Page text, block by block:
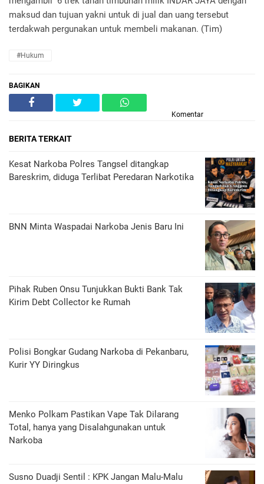
maksud dan tujuan yakni untuk di jual dan uang tersebut
terdakwah pergunakan untuk membeli makanan. (Tim)
#Hukum
BAGIKAN
Komentar
BERITA TERKAIT
Kesat Narkoba Polres Tangsel ditangkap
Bareskrim, diduga Terlibat Peredaran Narkotika
BNN Minta Waspadai Narkoba Jenis Baru Ini
Pihak Ruben Onsu Tunjukkan Bukti Bank Tak
Kirim Debt Collector ke Rumah
Polisi Bongkar Gudang Narkoba di Pekanbaru,
Kurir YY Diringkus
Menko Polkam Pastikan Vape Tak Dilarang
Total, hanya yang Disalahgunakan untuk
Narkoba
Susno Duadji Sentil : KPK Jangan Malu-Malu